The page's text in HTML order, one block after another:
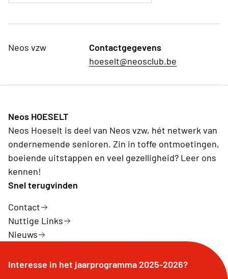
Neos vzw
Contactgegevens
hoeselt@neosclub.be
Neos HOESELT
Neos Hoeselt is deel van Neos vzw, hét netwerk van
ondernemende senioren. Zin in toffe ontmoetingen,
boeiende uitstappen en veel gezelligheid? Leer ons
kennen!
Snel terugvinden
Contact
Nuttige Links
Nieuws
Interesse in het jaarprogramma 2025-2026?